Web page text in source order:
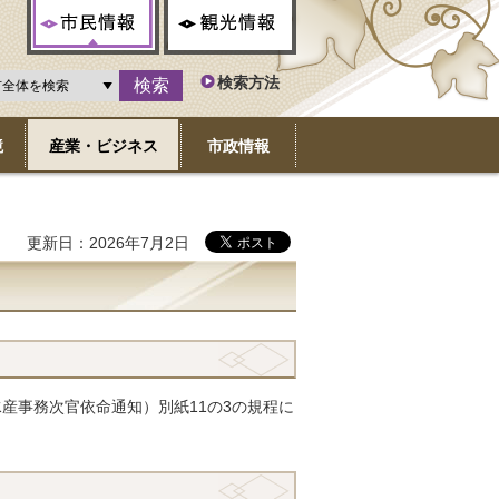
検索方法
産業・ビジネス 市政情報
更新日：2026年7月2日
事務次官依命通知）別紙11の3の規程に